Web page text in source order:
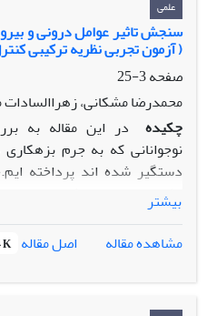
علمی
سنجش تاثیر عوامل درونی و
( آزمون تجربی نظریه ترکیبی
صفحه3-25
محمدرضا مشکانی،
چکیده
در این مقاله به
دستگیر شده اند پرداخته
نظریه تلفیقی است که از تلفیق
پیوندهای افتراقی ساترلند و
علتها هم عوامل درونی و هم
بیشتر
مشاهده مقاله
اصل مقاله K